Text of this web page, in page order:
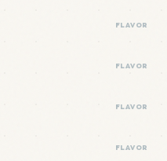
FLAVOR
FLAVOR
FLAVOR
FLAVOR